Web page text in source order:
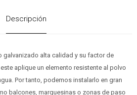
Descripción
galvanizado alta calidad y su factor de
aplique un elemento resistente al polvo
Por tanto, podemos instalarlo en gran
balcones, marquesinas o zonas de paso